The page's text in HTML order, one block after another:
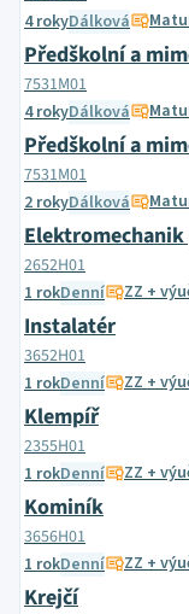
4 rokyDálková
Předškolní a
7531M01
4 rokyDálková
Předškolní a
7531M01
2 rokyDálková
2652H01
1 rokDenní ZZ +
Instalatér
3652H01
1 rokDenní ZZ +
Klempíř
2355H01
1 rokDenní ZZ +
Kominík
3656H01
1 rokDenní ZZ +
Krejčí